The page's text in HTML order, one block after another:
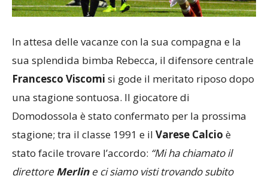
In attesa delle vacanze con la sua compagna e la
sua splendida bimba Rebecca, il difensore centrale
Francesco Viscomi si gode il meritato riposo dopo
una stagione sontuosa. Il giocatore di
Domodossola è stato confermato per la prossima
stagione; tra il classe 1991 e il Varese Calcio è
stato facile trovare l’accordo: “Mi ha chiamato il
direttore Merline ci siamo visti trovando subito